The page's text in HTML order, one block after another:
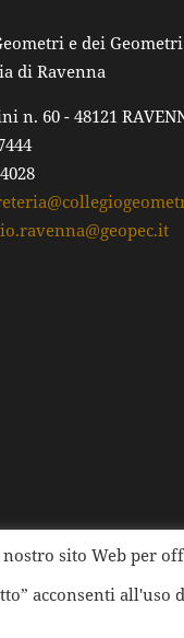
e dei
di Ravenna
n. 60 - 48121
dei Geometri e dei
sito Web per
acconsenti